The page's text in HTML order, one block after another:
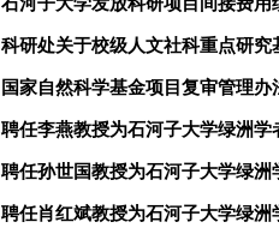
科研处关于校级人文社科重点研
国家自然科学基金项目复审管理办
聘任李燕教授为石河子大学绿洲学
聘任孙世国教授为石河子大学绿洲
聘任肖红斌教授为石河子大学绿洲